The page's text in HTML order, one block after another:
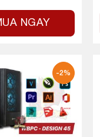
NGAY
-2%